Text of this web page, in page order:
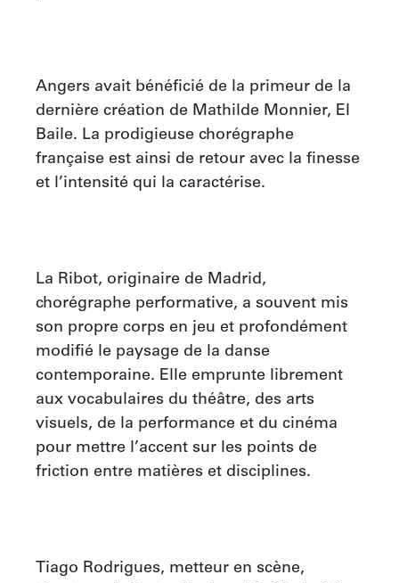
Angers avait bénéficié de la primeur de la
dernière création de Mathilde Monnier, El
Baile. La prodigieuse chorégraphe
française est ainsi de retour avec la finesse
et l’intensité qui la caractérise.
La Ribot, originaire de Madrid,
chorégraphe performative, a souvent mis
son propre corps en jeu et profondément
modifié le paysage de la danse
contemporaine. Elle emprunte librement
aux vocabulaires du théâtre, des arts
visuels, de la performance et du cinéma
pour mettre l’accent sur les points de
friction entre matières et disciplines.
Tiago Rodrigues, metteur en scène,